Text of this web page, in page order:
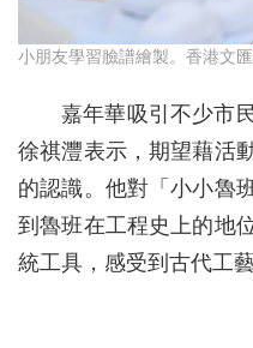
小朋友學習臉譜繪製。香港文
嘉年華吸引不少市
徐祺灃表示，期望藉活
的認識。他對「小小魯
到魯班在工程史上的地
統工具，感受到古代工藝